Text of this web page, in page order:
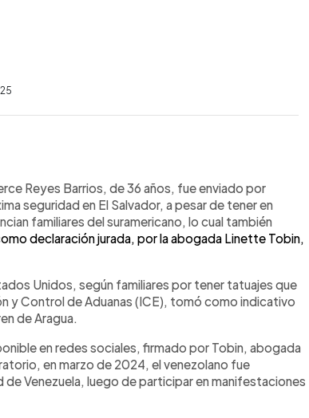
Reyes Barrios, de 36 años, fue enviado por
seguridad en El Salvador, a pesar de tener en
familiares del suramericano, lo cual también
declaración jurada, por la abogada Linette Tobin,
Unidos, según familiares por tener tatuajes que
y Control de Aduanas (ICE), tomó como indicativo
de Aragua.
en redes sociales, firmado por Tobin, abogada
en marzo de 2024, el venezolano fue
Venezuela, luego de participar en manifestaciones